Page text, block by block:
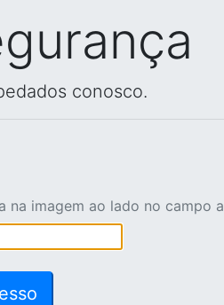
conosco.
na imagem ao lado no campo